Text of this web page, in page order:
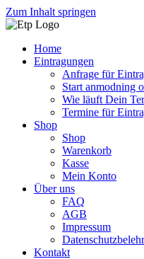
Zum Inhalt springen
Home
Eintragungen
Anfrage für
Start
Wie läuft Dein
Termine für
Shop
Shop
Warenkorb
Kasse
Mein Konto
Über uns
FAQ
AGB
Impressum
Kontakt